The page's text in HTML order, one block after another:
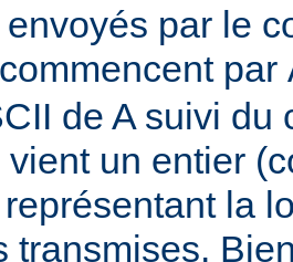
par le
par
de A suivi du
vient un entier
la
transmises.